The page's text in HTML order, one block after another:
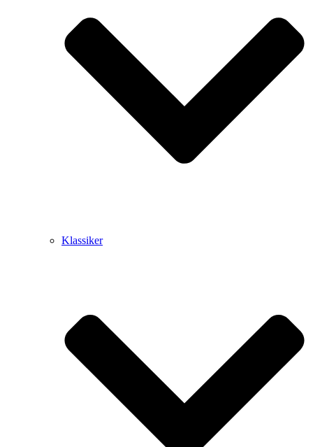
Klassiker